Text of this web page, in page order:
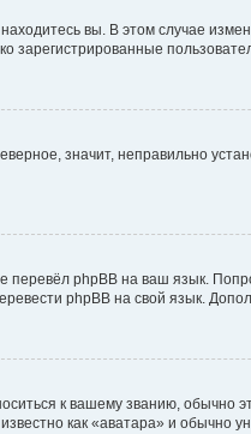
вы. В этом случае
зарегистрированные
значит, неправильно
phpBB на ваш язык.
phpBB на свой язык.
к вашему званию, обычно
как «аватара» и обычно